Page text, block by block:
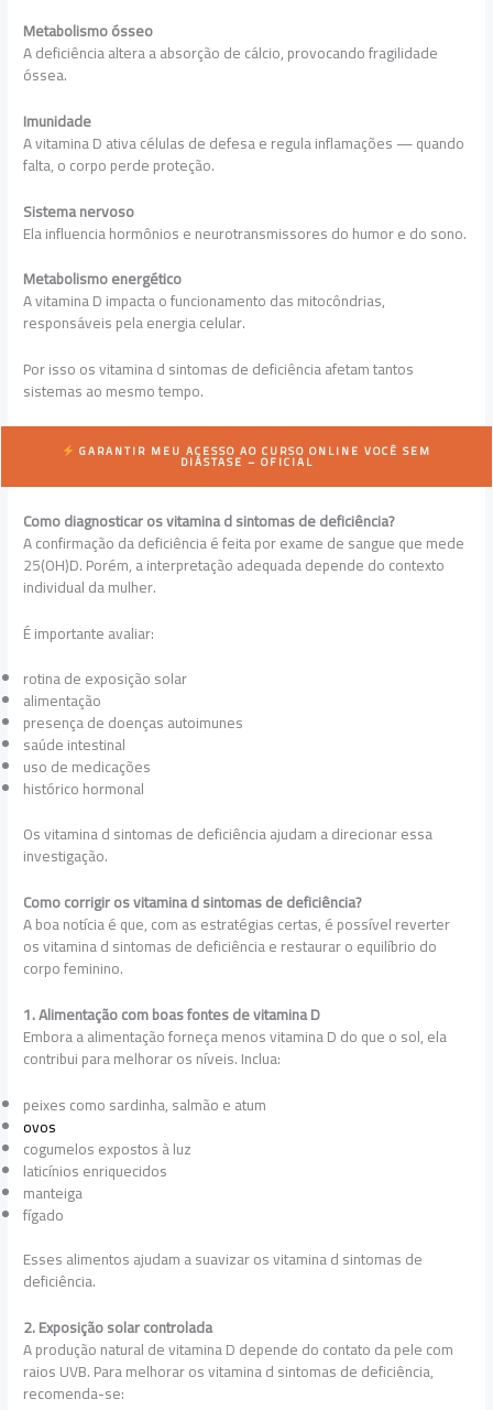
Metabolismo ósseo
A deficiência altera a absorção de cálcio, provocando fragilidade
óssea.
Imunidade
A vitamina D ativa células de defesa e regula inflamações — quando
falta, o corpo perde proteção.
Sistema nervoso
Ela influencia hormônios e neurotransmissores do humor e do sono.
Metabolismo energético
A vitamina D impacta o funcionamento das mitocôndrias,
responsáveis pela energia celular.
Por isso os vitamina d sintomas de deficiência afetam tantos
sistemas ao mesmo tempo.
GARANTIR MEU ACESSO AO CURSO ONLINE VOCÊ SEM
DIÁSTASE – OFICIAL
Como diagnosticar os vitamina d sintomas de deficiência?
A confirmação da deficiência é feita por exame de sangue que mede
25(OH)D. Porém, a interpretação adequada depende do contexto
individual da mulher.
É importante avaliar:
rotina de exposição solar
alimentação
presença de doenças autoimunes
saúde intestinal
uso de medicações
histórico hormonal
Os vitamina d sintomas de deficiência ajudam a direcionar essa
investigação.
Como corrigir os vitamina d sintomas de deficiência?
A boa notícia é que, com as estratégias certas, é possível reverter
os vitamina d sintomas de deficiência e restaurar o equilíbrio do
corpo feminino.
1. Alimentação com boas fontes de vitamina D
Embora a alimentação forneça menos vitamina D do que o sol, ela
contribui para melhorar os níveis. Inclua:
peixes como sardinha, salmão e atum
ovos
cogumelos expostos à luz
laticínios enriquecidos
manteiga
fígado
Esses alimentos ajudam a suavizar os vitamina d sintomas de
deficiência.
2. Exposição solar controlada
A produção natural de vitamina D depende do contato da pele com
raios UVB. Para melhorar os vitamina d sintomas de deficiência,
recomenda-se: